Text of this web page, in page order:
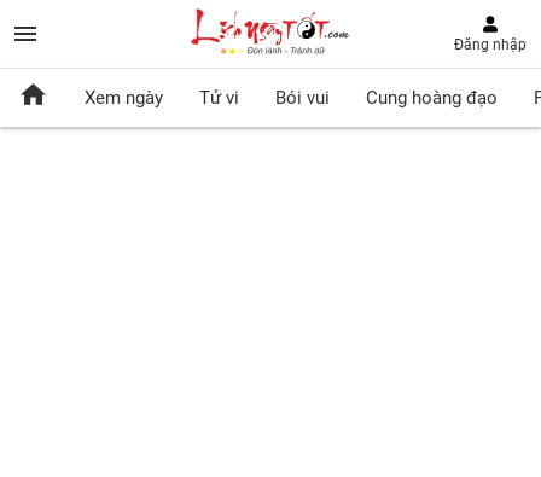
Đăng nhập
Xem ngày Tử vi Bói vui Cung hoàng đạo